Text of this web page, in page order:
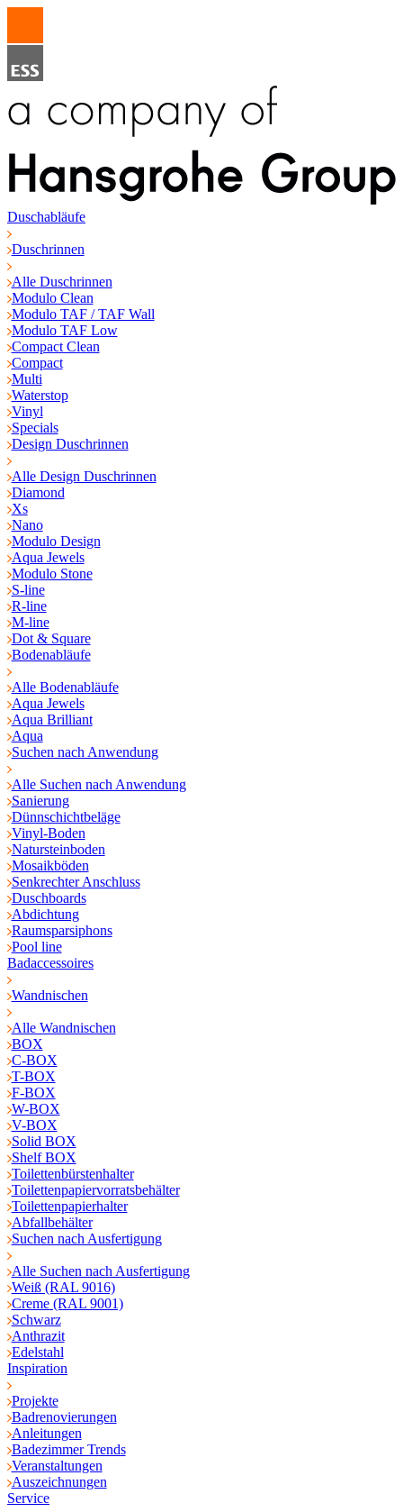
Duschabläufe
Duschrinnen
Alle Duschrinnen
Modulo Clean
Modulo TAF / TAF Wall
Modulo TAF Low
Compact Clean
Compact
Multi
Waterstop
Vinyl
Specials
Design Duschrinnen
Alle Design Duschrinnen
Diamond
Xs
Nano
Modulo Design
Aqua Jewels
Modulo Stone
S-line
R-line
M-line
Dot & Square
Bodenabläufe
Alle Bodenabläufe
Aqua Jewels
Aqua Brilliant
Aqua
Suchen nach Anwendung
Alle Suchen nach Anwendung
Sanierung
Dünnschichtbeläge
Vinyl-Boden
Natursteinboden
Mosaikböden
Senkrechter Anschluss
Duschboards
Abdichtung
Raumsparsiphons
Pool line
Badaccessoires
Wandnischen
Alle Wandnischen
BOX
C-BOX
T-BOX
F-BOX
W-BOX
V-BOX
Solid BOX
Shelf BOX
Toilettenbürstenhalter
Toilettenpapiervorratsbehälter
Toilettenpapierhalter
Abfallbehälter
Suchen nach Ausfertigung
Alle Suchen nach Ausfertigung
Weiß (RAL 9016)
Creme (RAL 9001)
Schwarz
Anthrazit
Edelstahl
Inspiration
Projekte
Badrenovierungen
Anleitungen
Badezimmer Trends
Veranstaltungen
Auszeichnungen
Service